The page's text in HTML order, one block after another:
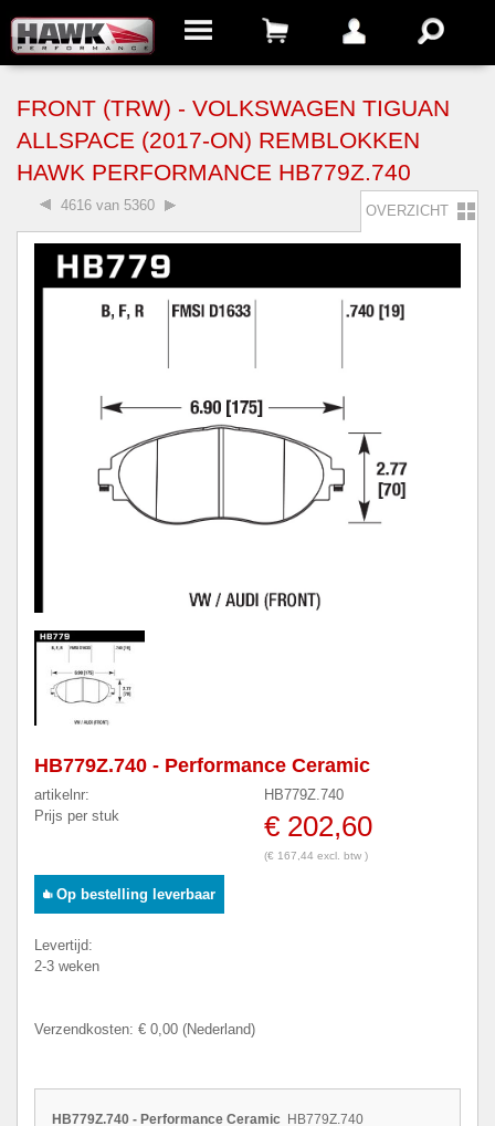
FRONT (TRW) - VOLKSWAGEN TIGUAN
ALLSPACE (2017-ON) REMBLOKKEN
HAWK PERFORMANCE HB779Z.740
4616 van 5360 OVERZICHT
HB779Z.740 - Performance Ceramic
artikelnr:
HB779Z.740
Prijs per stuk
€ 202,60
(€ 167,44 excl. btw )
Op bestelling leverbaar
Levertijd:
2-3 weken
Verzendkosten: € 0,00 (Nederland)
HB779Z.740 - Performance Ceramic HB779Z.740